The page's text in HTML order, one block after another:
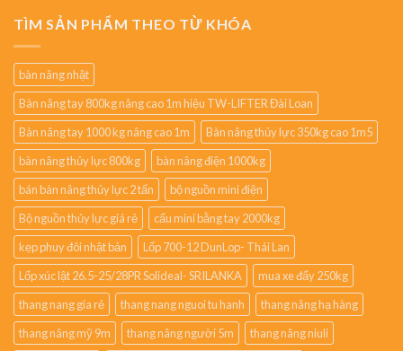
TÌM SẢN PHẨM THEO TỪ KHÓA
bàn nâng nhật
Bàn nâng tay 800kg nâng cao 1m hiệu TW-LIFTER Đài Loan
Bàn nâng tay 1000 kg nâng cao 1m
Bàn nâng thủy lực 350kg cao 1m5
bàn nâng thủy lực 800kg
bàn nâng điện 1000kg
bán bàn nâng thủy lực 2 tấn
bộ nguồn mini điện
Bộ nguồn thủy lực giá rẻ
cẩu mini bằng tay 2000kg
kẹp phuy đôi nhật bản
Lốp 700-12 DunLop- Thái Lan
Lốp xúc lật 26.5-25/28PR Solideal- SRILANKA
mua xe đẩy 250kg
thang nang gia rẻ
thang nang nguoi tu hanh
thang nâng hạ hàng
thang nâng mỹ 9m
thang nâng người 5m
thang nâng niuli